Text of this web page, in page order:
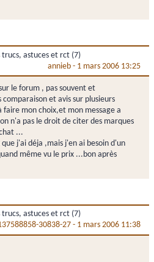
trucs, astuces et rct (7)
annieb - 1 mars 2006 13:25
le forum , pas souvent et
et avis sur plusieurs
mon choix,et mon message a
n'a pas le droit de citer des marques
...
j'ai déja ,mais j'en ai besoin d'un
même vu le prix ...bon après
trucs, astuces et rct (7)
30838-27- 1 mars 2006 11:38